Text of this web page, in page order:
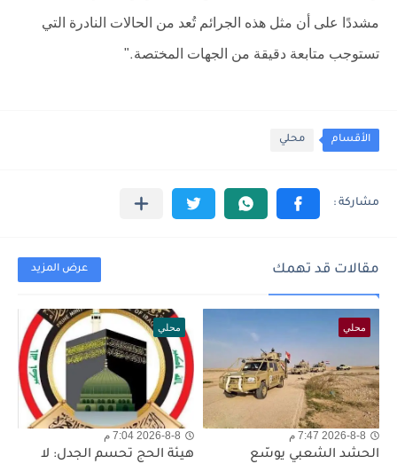
مشددًا على أن مثل هذه الجرائم تُعد من الحالات النادرة التي
تستوجب متابعة دقيقة من الجهات المختصة.
"
الأقسام محلي
مقالات قد تهمك عرض المزيد
محلي
2026-8-8 7:47 م
الحشد الشعبي يوسّع
محلي
2026-8-8 7:04 م
هيئة الحج تحسم الجدل: لا